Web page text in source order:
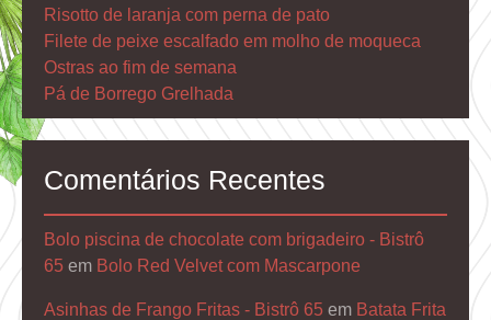
Risotto de laranja com perna de pato
Filete de peixe escalfado em molho de moqueca
Ostras ao fim de semana
Pá de Borrego Grelhada
Comentários Recentes
Bolo piscina de chocolate com brigadeiro - Bistrô
65 em Bolo Red Velvet com Mascarpone
Asinhas de Frango Fritas - Bistrô 65 em Batata Frita